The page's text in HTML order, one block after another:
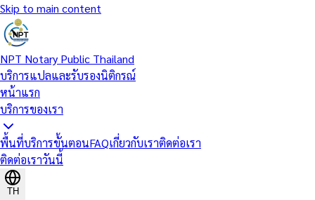
Skip to main content
NPT Notary Public Thailand
บริการแปลและรับรองนิติกรณ์
หน้าแรก
บริการของเรา
พื้นที่บริการขั้นตอนFAQเกี่ยวกับเราติดต่อเรา
ติดต่อเราวันนี้
TH